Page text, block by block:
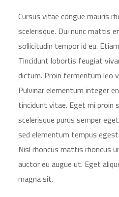
Cursus vitae congue mauris
scelerisque. Dui nunc mattis
sollicitudin tempor id eu.
Tincidunt lobortis feugiat
dictum. Proin fermentum leo
Pulvinar elementum integer
tincidunt vitae. Eget mi proin
scelerisque purus semper
sed elementum tempus
Nisl rhoncus mattis rhoncus
auctor eu augue ut. Eget
magna sit.